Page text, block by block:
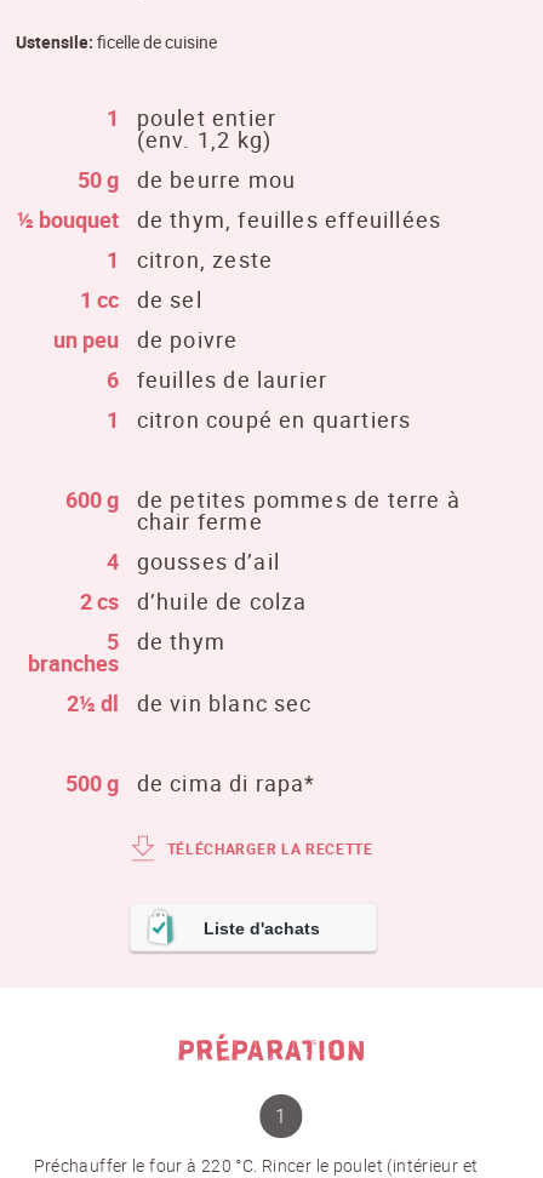
Ustensile: ficelle de cuisine
1 poulet entier
(env. 1,2 kg)
50 g
de beurre mou
½ bouquet
de thym, feuilles effeuillées
1
citron, zeste
1 cc
de sel
un peu
de poivre
6
feuilles de laurier
1
citron coupé en quartiers
600 g de petites pommes de terre à
chair ferme
4
gousses d’ail
2 cs
d’huile de colza
5
branches
de thym
2½ dl de vin blanc sec
500 g de cima di rapa*
TÉLÉCHARGER LA RECETTE
Liste d'achats
PRÉPARATION
Préchauffer le four à 220 °C. Rincer le poulet (intérieur et